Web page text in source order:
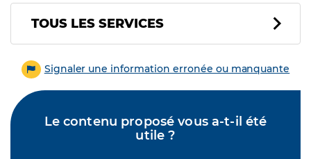
Tous les services
TOUS LES SERVICES
Signaler une information erronée ou manquante
Le contenu proposé vous a-t-il été
utile ?